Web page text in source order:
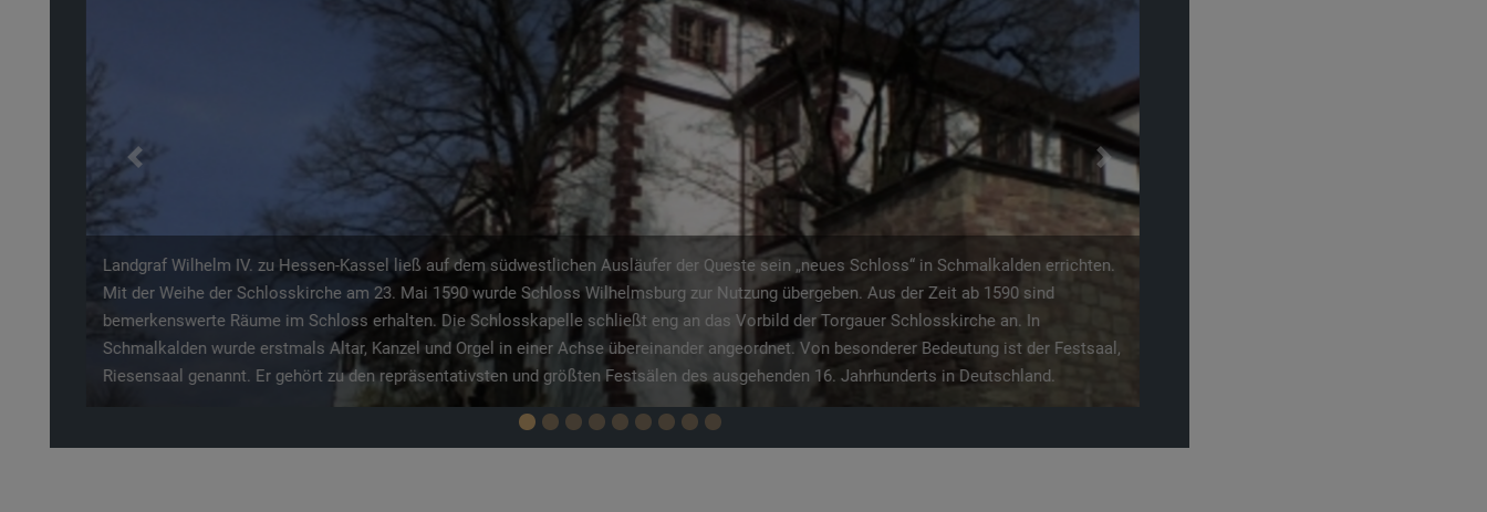
Noch abwechslungsreicher geht es wohl nicht: Kaum hat man die letzten Häuser über dem Schmalkaldener Stadtteil Klinge passiert,
erwartet Sie als Wanderer auf der Röthkuppe eine prächtige Rundumsicht in mehrere Täler, auf das Stadtzentrum und auf die Berge des
mittleren Thüringer Waldes. Im idyllischen Ehrental können Sie im Wildgehege ein Rudel stattlicher Hirsche beobachten.
Previous Next